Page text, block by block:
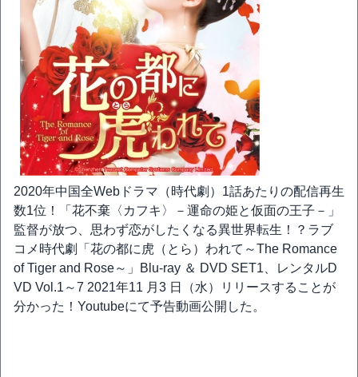
2020年中国全Webドラマ（時代劇）1話あたりの配信再生
数1位！「花不棄〈カフキ〉－運命の姫と仮面の王子－」
監督が放つ、思わず恋がしたくなる異世界転生！？ラブ
コメ時代劇「花の都に虎（とら）われて～The Romance
of Tiger and Rose～」Blu-ray ＆ DVD SET1、レンタルD
VD Vol.1～7 2021年11 月3 日（水）リリースすることが
分かった！Youtubeにて予告動画公開した。